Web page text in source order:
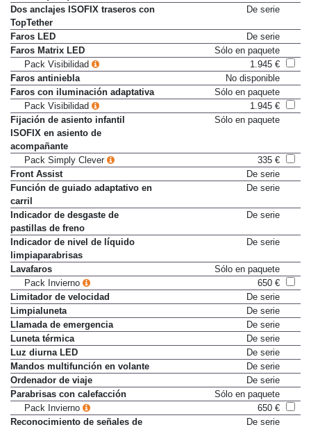
frenado (EBD)
Dos anclajes ISOFIX traseros con
TopTether
Faros LED
De serie
Faros Matrix LED
Sólo en paquete
Pack Visibilidad
1.945 €
Faros antiniebla
No disponible
Faros con iluminación adaptativa
Sólo en paquete
Pack Visibilidad
1.945 €
Fijación de asiento infantil
ISOFIX en asiento de
acompañante
Pack Simply Clever
335 €
Front Assist
De serie
Función de guiado adaptativo en
carril
Indicador de desgaste de
pastillas de freno
Indicador de nivel de líquido
limpiaparabrisas
Lavafaros
Sólo en paquete
Pack Invierno
650 €
Limitador de velocidad
De serie
Limpialuneta
De serie
Llamada de emergencia
De serie
Luneta térmica
De serie
Luz diurna LED
De serie
Mandos multifunción en volante
De serie
Ordenador de viaje
De serie
Parabrisas con calefacción
Sólo en paquete
Pack Invierno
650 €